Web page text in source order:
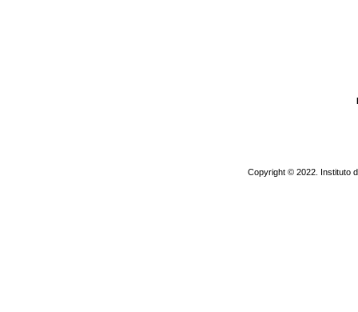
Copyright © 2022. Instituto